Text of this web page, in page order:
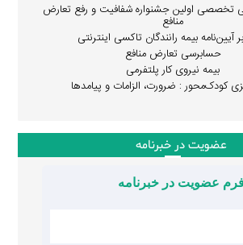
تخصصی اولین جشنواره شفافیت و رفع تعارض
منافع
آیین‌نامه بیمه رانندگان تاکسی اینترنتی
حسابرسی تعارض منافع
بیمه نیروی کار پلتفرمی
کودک‌محور : ضرورت، الزامات و پیامدها
عضویت در خبرنامه
عضویت در خبرنامه